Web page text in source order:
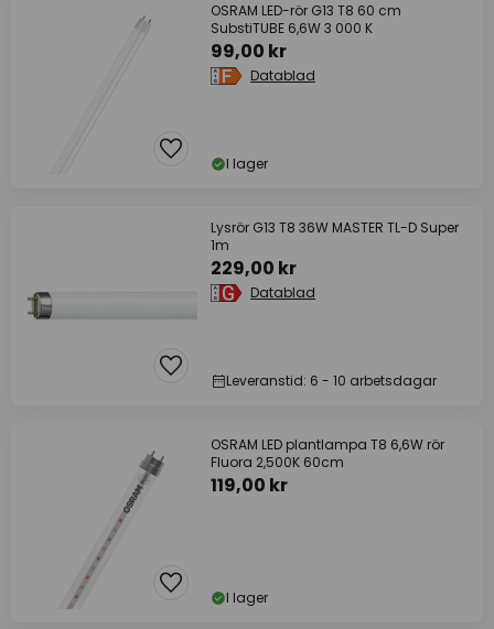
OSRAM LED-rör G13 T8 60 cm
SubstiTUBE 6,6W 3 000 K
99,00 kr
Datablad
I lager
Lysrör G13 T8 36W MASTER TL-D Super
1m
229,00 kr
Datablad
Leveranstid: 6 - 10 arbetsdagar
OSRAM LED plantlampa T8 6,6W rör
Fluora 2,500K 60cm
119,00 kr
I lager